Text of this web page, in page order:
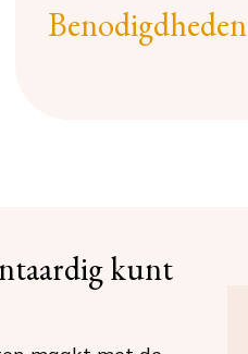
Benodigdheden
kunt